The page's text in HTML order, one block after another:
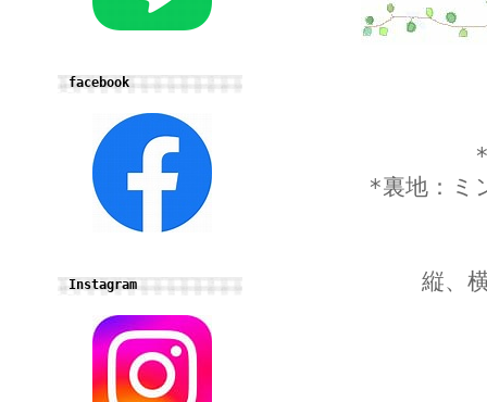
facebook
Instagram
*裏地：ミ
縦、